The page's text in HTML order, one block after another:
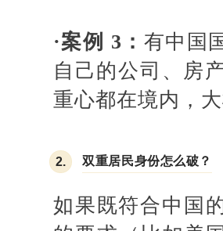
·案例 3： 有中国
自己的公司、房
重心都在境内，
2. 双重居民身份怎么破？
如果既符合中国